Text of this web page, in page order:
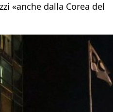
«anche dalla Corea del